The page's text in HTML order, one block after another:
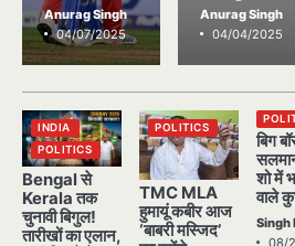
Anurag Singh
04/07/2025
Anurag Singh
04/04/2025
INDIA
POLITICS
Bengal से
Kerala तक
चुनावी बिगुल!
तारीखों का एलान,
POLITICS
TMC MLA
हुमायूं कबीर आज
‘बाबरी मस्जिद’
बिग
शो में
वाले
Singh
08/